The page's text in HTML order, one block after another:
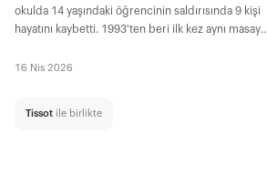
okulda 14 yaşındaki öğrencinin saldırısında 9 kişi
hayatını kaybetti. 1993'ten beri ilk kez aynı masaya
devam edecek.
16 Nis 2026
Tissot ile birlikte